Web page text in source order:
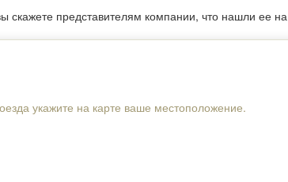
скажете представителям компании, что нашли ее на
укажите на карте ваше местоположение.